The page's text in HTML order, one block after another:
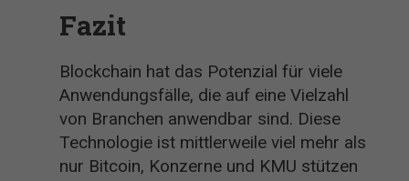
Fazit
Blockchain hat das Potenzial für viele
Anwendungsfälle, die auf eine Vielzahl
von Branchen anwendbar sind. Diese
Technologie ist mittlerweile viel mehr als
nur Bitcoin, Konzerne und KMU stützen